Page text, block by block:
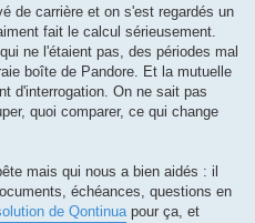
de carrière et on s'est regardés un
fait le calcul sérieusement.
ne l'étaient pas, des périodes mal
boîte de Pandore. Et la mutuelle
d'interrogation. On ne sait pas
quoi comparer, ce qui change
mais qui nous a bien aidés : il
échéances, questions en
de Qontinuapour ça, et